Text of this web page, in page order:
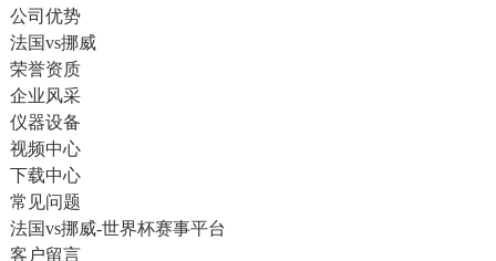
公司优势
法国vs挪威
荣誉资质
企业风采
仪器设备
视频中心
下载中心
常见问题
法国vs挪威-世界杯赛事平台
客户留言